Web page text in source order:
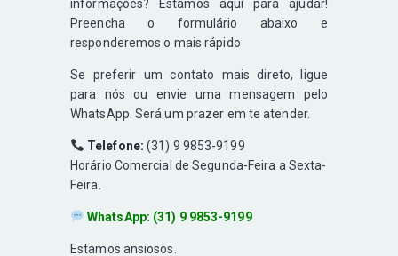
informações? Estamos aqui para ajudar!
Preencha o formulário abaixo e
responderemos o mais rápido
Se preferir um contato mais direto, ligue
para nós ou envie uma mensagem pelo
WhatsApp. Será um prazer em te atender.
Telefone: (31) 9 9853-9199
Horário Comercial de Segunda-Feira a Sexta-
Feira.
WhatsApp: (31) 9 9853-9199
Estamos ansiosos.